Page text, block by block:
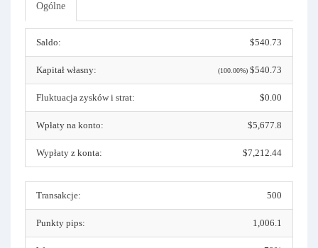
Ogólne
Saldo: $540.73
Kapitał własny: (100.00%) $540.73
Fluktuacja zysków i strat: $0.00
Wpłaty na konto: $5,677.8
Wypłaty z konta: $7,212.44
Transakcje: 500
Punkty pips: 1,006.1